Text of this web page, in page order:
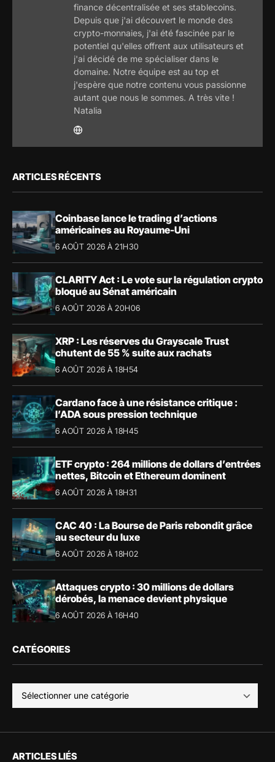
finance décentralisée et ses stablecoins.
Depuis que j'ai découvert le monde des
crypto-monnaies, j'ai été fascinée par le
potentiel qu'elles offrent aux utilisateurs et
j'ai décidé de me spécialiser dans le
domaine. Notre équipe est au top et
j'espère que notre contenu vous passionne
autant que nous le sommes. A très vite !
Natalia
ARTICLES RÉCENTS
Coinbase lance le trading d’actions
américaines au Royaume-Uni
6 AOÛT 2026 À 21H30
CLARITY Act : Le vote sur la régulation crypto
bloqué au Sénat américain
6 AOÛT 2026 À 20H06
XRP : Les réserves du Grayscale Trust
chutent de 55 % suite aux rachats
6 AOÛT 2026 À 18H54
Cardano face à une résistance critique :
l’ADA sous pression technique
6 AOÛT 2026 À 18H45
ETF crypto : 264 millions de dollars d’entrées
nettes, Bitcoin et Ethereum dominent
6 AOÛT 2026 À 18H31
CAC 40 : La Bourse de Paris rebondit grâce
au secteur du luxe
6 AOÛT 2026 À 18H02
Attaques crypto : 30 millions de dollars
dérobés, la menace devient physique
6 AOÛT 2026 À 16H40
CATÉGORIES
ARTICLES LIÉS